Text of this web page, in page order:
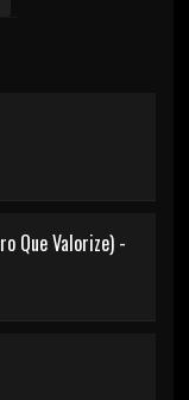
Que Valorize) -